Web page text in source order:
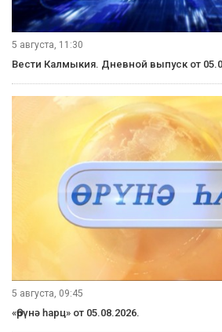
5 августа, 11:30
Вести Калмыкия. Дневной выпуск от
5 августа, 09:45
«Өрүнә һарц» от 05.08.2026.